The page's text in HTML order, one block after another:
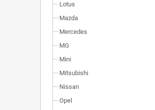
Lotus
Mazda
Mercedes
MG
Mini
Mitsubishi
Nissan
Opel